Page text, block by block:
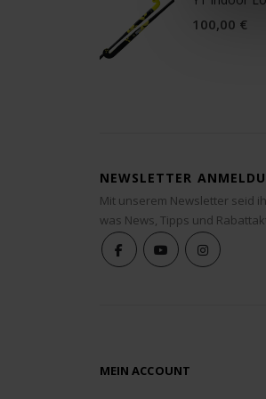
100,00 €
NEWSLETTER
Mit unserem Newsletter seid
was News, Tipps und
MEIN ACCOUNT